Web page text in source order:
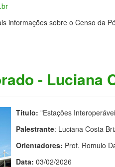
informações sobre o Censo da
- Luciana
Título: "Estações
Palestrante: Luciana Costa
Orientadores: Prof. Romulo
Data: 03/02/2026